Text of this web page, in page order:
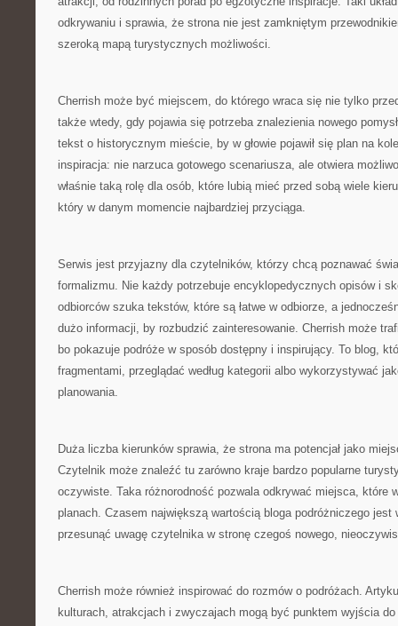
odkrywaniu i sprawia, że strona nie jest zamkniętym
szeroką mapą turystycznych możliwości.
Cherrish może być miejscem, do którego wraca się nie tylko
także wtedy, gdy pojawia się potrzeba znalezienia nowego
tekst o historycznym mieście, by w głowie pojawił się plan na
inspiracja: nie narzuca gotowego scenariusza, ale otwiera
właśnie taką rolę dla osób, które lubią mieć przed sobą wiele
który w danym momencie najbardziej przyciąga.
Serwis jest przyjazny dla czytelników, którzy chcą poznawać
formalizmu. Nie każdy potrzebuje encyklopedycznych opisów i
odbiorców szuka tekstów, które są łatwe w odbiorze, a
dużo informacji, by rozbudzić zainteresowanie. Cherrish może
bo pokazuje podróże w sposób dostępny i inspirujący. To blog,
fragmentami, przeglądać według kategorii albo wykorzystywać
planowania.
Duża liczba kierunków sprawia, że strona ma potencjał jako
Czytelnik może znaleźć tu zarówno kraje bardzo popularne
oczywiste. Taka różnorodność pozwala odkrywać miejsca, które
planach. Czasem największą wartością bloga podróżniczego jest
przesunąć uwagę czytelnika w stronę czegoś nowego,
Cherrish może również inspirować do rozmów o podróżach.
kulturach, atrakcjach i zwyczajach mogą być punktem wyjścia do